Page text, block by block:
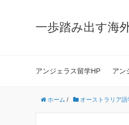
一歩踏み出す海
アンジェラス留学HP アン
ホーム / オーストラリア語